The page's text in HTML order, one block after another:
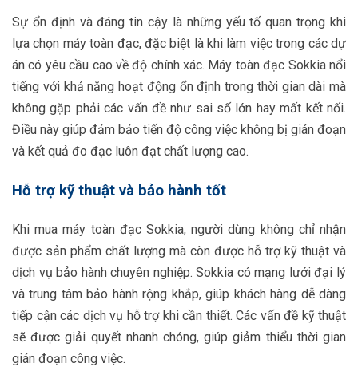
Sự ổn định và đáng tin cậy là những yếu tố quan trọng khi
lựa chọn máy toàn đạc, đặc biệt là khi làm việc trong các dự
án có yêu cầu cao về độ chính xác. Máy toàn đạc Sokkia nổi
tiếng với khả năng hoạt động ổn định trong thời gian dài mà
không gặp phải các vấn đề như sai số lớn hay mất kết nối.
Điều này giúp đảm bảo tiến độ công việc không bị gián đoạn
và kết quả đo đạc luôn đạt chất lượng cao.
Hỗ trợ kỹ thuật và bảo hành tốt
Khi mua máy toàn đạc Sokkia, người dùng không chỉ nhận
được sản phẩm chất lượng mà còn được hỗ trợ kỹ thuật và
dịch vụ bảo hành chuyên nghiệp. Sokkia có mạng lưới đại lý
và trung tâm bảo hành rộng khắp, giúp khách hàng dễ dàng
tiếp cận các dịch vụ hỗ trợ khi cần thiết. Các vấn đề kỹ thuật
sẽ được giải quyết nhanh chóng, giúp giảm thiểu thời gian
gián đoạn công việc.